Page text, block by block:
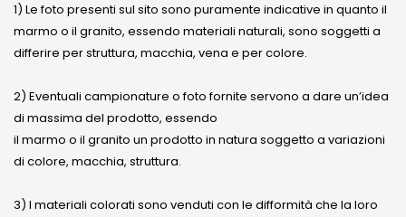
1) Le foto presenti sul sito sono puramente indicative in quanto il
marmo o il granito, essendo materiali naturali, sono soggetti a
differire per struttura, macchia, vena e per colore.
2) Eventuali campionature o foto fornite servono a dare un’idea
di massima del prodotto, essendo
il marmo o il granito un prodotto in natura soggetto a variazioni
di colore, macchia, struttura.
3) I materiali colorati sono venduti con le difformità che la loro